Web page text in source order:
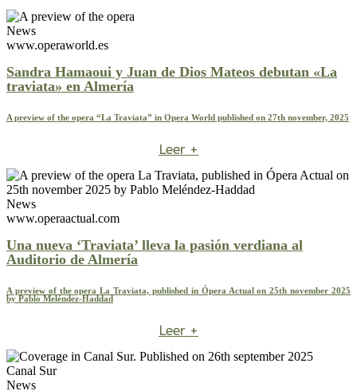
News
www.operaworld.es
Sandra Hamaoui y Juan de Dios Mateos debutan «La
traviata» en Almería
A preview of the opera “La Traviata” in Opera World published on 27th november, 2025
Leer +
News
www.operaactual.com
Una nueva ‘Traviata’ lleva la pasión verdiana al
Auditorio de Almería
A preview of the opera La Traviata, published in Ópera Actual on 25th november 2025
by Pablo Meléndez-Haddad
Leer +
Canal Sur
News